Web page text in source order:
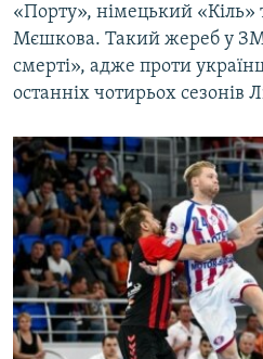
«Порту», німецький «Кіль»
Мєшкова. Такий жереб у
смерті», адже проти
останніх чотирьох сезонів